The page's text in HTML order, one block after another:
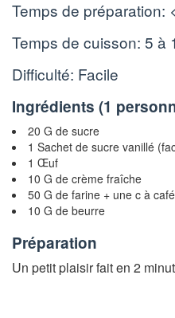
Temps de préparation:
Temps de cuisson: 5 à
Difficulté: Facile
Ingrédients (1
20 G de sucre
1 Sachet de sucre vanillé
1 Œuf
10 G de crème fraîche
50 G de farine + une c à
10 G de beurre
Préparation
Un petit plaisir fait en 2